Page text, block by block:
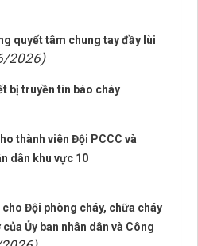
quyết tâm chung tay đầy lùi
2026)
bị truyền tin báo cháy
thành viên Đội PCCC và
dân khu vực 10
cho Đội phòng cháy, chữa cháy
Ủy ban nhân dân và Công